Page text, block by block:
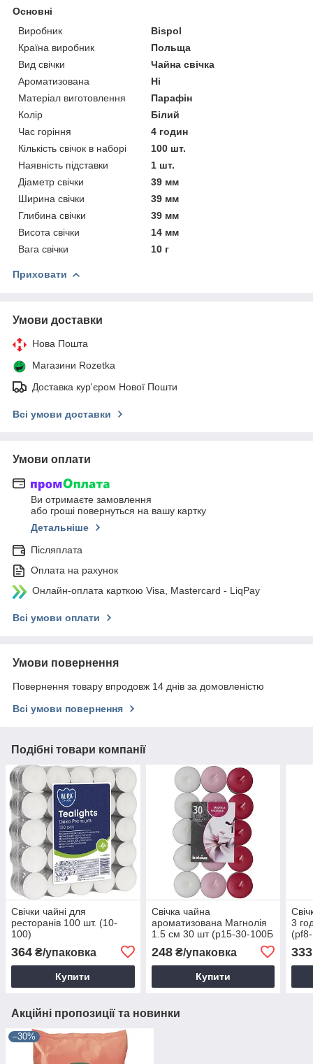
Основні
Виробник
Bispol
Країна виробник
Польща
Вид свічки
Чайна свічка
Ароматизована
Ні
Матеріал виготовлення
Парафін
Колір
Білий
Час горіння
4 годин
Кількість свічок в наборі
100 шт.
Наявність підставки
1 шт.
Діаметр свічки
39 мм
Ширина свічки
39 мм
Глибина свічки
39 мм
Висота свічки
14 мм
Вага свічки
10 г
Приховати
Умови доставки
Нова Пошта
Магазини Rozetka
Доставка кур'єром Нової Пошти
Всі умови доставки
Умови оплати
Ви отримаєте замовлення
або гроші повернуться на вашу картку
Детальніше
Післяплата
Оплата на рахунок
Онлайн-оплата карткою Visa, Mastercard - LiqPay
Всі умови оплати
Умови повернення
Повернення товару впродовж 14 днів за домовленістю
Всі умови повернення
Подібні товари компанії
Свічки чайні для
ресторанів 100 шт. (10-
100)
364 ₴/упаковка
Купити
Свічка чайна
ароматизована Магнолія
1.5 см 30 шт (p15-30-100Б
248₴/упаковка
Купити
3
333
Акційні пропозиції та новинки
–30%